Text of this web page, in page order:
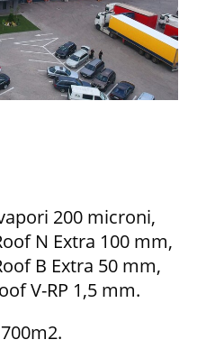
200 microni,
N Extra 100 mm,
B Extra 50 mm,
V-RP 1,5 mm.